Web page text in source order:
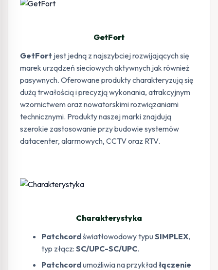
GetFort
GetFort jest jedną z najszybciej rozwijających się
marek urządzeń sieciowych aktywnych jak również
pasywnych. Oferowane produkty charakteryzują się
dużą trwałością i precyzją wykonania, atrakcyjnym
wzornictwem oraz nowatorskimi rozwiązaniami
technicznymi. Produkty naszej marki znajdują
szerokie zastosowanie przy budowie systemów
datacenter, alarmowych, CCTV oraz RTV.
Charakterystyka
Patchcordświatłowodowy typuSIMPLEX,
typ złącz: SC/UPC-SC/UPC.
Patchcordumożliwia na przykładłączenie